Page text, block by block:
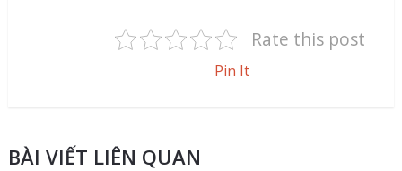
Rate this post
Pin It
BÀI VIẾT LIÊN QUAN